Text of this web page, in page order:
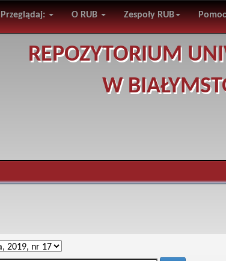
Przeglądaj: O RUB Zespoły RUB
REPOZYTORIUM
W